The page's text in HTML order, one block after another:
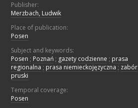
Publisher:
Merzbach, Ludwik
Place of publication:
Posen
Subject and keywords:
Posen ; Poznań ; gazety codzienne ; prasa
regionalna ; prasa niemieckojęzyczna ; zabór
pruski
Temporal coverage:
Posen